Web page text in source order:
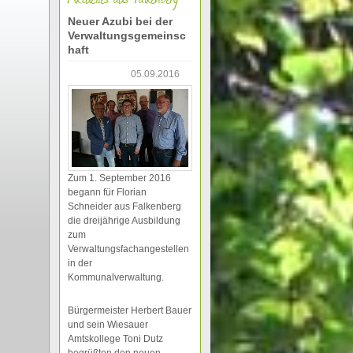
Neuer Azubi bei der
Verwaltungsgemeinsc
haft
05.09.2016
Zum 1. September 2016
begann für Florian
Schneider aus Falkenberg
die dreijährige Ausbildung
zum
Verwaltungsfachangestellen
in der
Kommunalverwaltung.
Bürgermeister Herbert Bauer
und sein Wiesauer
Amtskollege Toni Dutz